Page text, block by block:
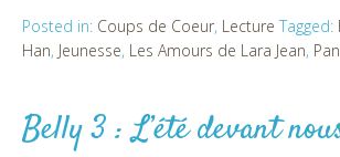
Posted in: Coups de Coeur, Lecture Tagged:
Han, Jeunesse, Les Amours de Lara Jean,
Belly 3 : L’été devant